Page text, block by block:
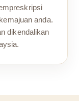
anda.
dikendalikan